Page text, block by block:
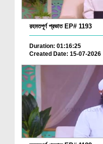
রহমতপূর্ণ প্রভাত EP# 1193
Duration: 01:16:25
Created Date: 15-07-2026